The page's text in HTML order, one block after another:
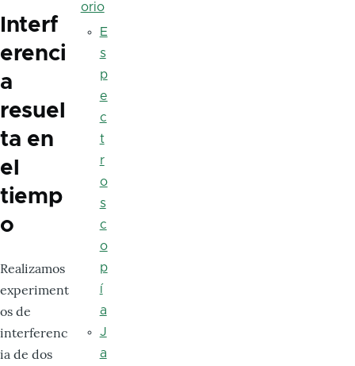
Interf
erenci
a
resuel
ta en
el
tiemp
o
Realizamos
experiment
os de
interferenc
ia de dos
orio
E
s
p
e
c
t
r
o
s
c
o
p
í
a
J
a